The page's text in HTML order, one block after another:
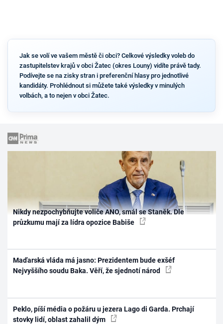
Jak se volí ve vašem městě či obci? Celkové výsledky voleb do
zastupitelstev krajů v obci Žatec (okres Louny) vidíte právě tady.
Podívejte se na zisky stran i preferenční hlasy pro jednotlivé
kandidáty. Prohlédnout si můžete také výsledky v minulých
volbách, a to nejen v obci Žatec.
Nikdy nezpochybňujte voliče ANO, smál se Staněk. Dle
průzkumu mají za lídra opozice Babiše
Maďarská vláda má jasno: Prezidentem bude exšéf
Nejvyššího soudu Baka. Věří, že sjednotí národ
Peklo, píší média o požáru u jezera Lago di Garda. Prchají
stovky lidí, oblast zahalil dým